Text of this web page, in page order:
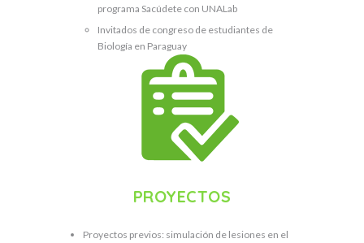
programa Sacúdete con UNALab
Invitados de congreso de estudiantes de
Biología en Paraguay
PROYECTOS
Proyectos previos: simulación de lesiones en el